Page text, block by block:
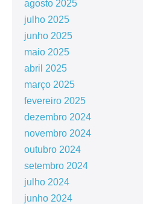
agosto 2025
julho 2025
junho 2025
maio 2025
abril 2025
março 2025
fevereiro 2025
dezembro 2024
novembro 2024
outubro 2024
setembro 2024
julho 2024
junho 2024